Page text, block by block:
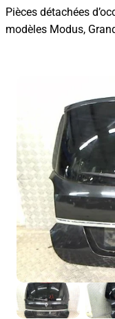
Pièces détachées
modèles Modus,